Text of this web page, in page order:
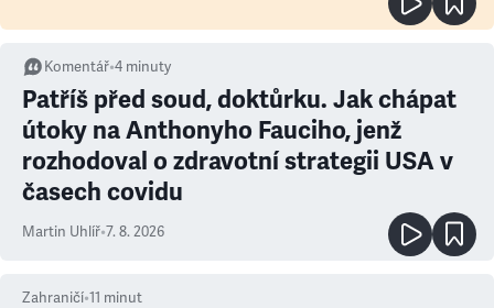
Komentář•4 minuty
Patříš před soud, doktůrku. Jak chápat
útoky na Anthonyho Fauciho, jenž
rozhodoval o zdravotní strategii USA v
časech covidu
Martin Uhlíř•7. 8. 2026
Zahraničí•11 minut